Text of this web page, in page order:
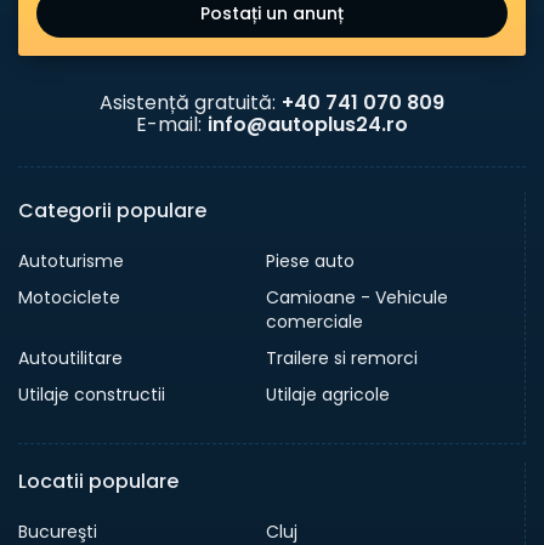
Postați un anunț
Asistență gratuită: +40 741 070 809
E-mail: info@autoplus24.ro
Categorii populare
Autoturisme
Piese auto
Motociclete
Camioane - Vehicule
comerciale
Autoutilitare
Trailere si remorci
Utilaje constructii
Utilaje agricole
Locatii populare
Bucureşti
Cluj